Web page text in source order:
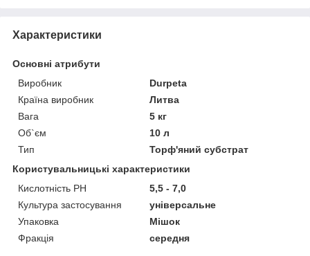
Характеристики
Основні атрибути
Виробник
Durpeta
Країна виробник
Литва
Вага
5 кг
Об`єм
10 л
Тип
Торф'яний субстрат
Користувальницькі характеристики
Кислотність РН
5,5 - 7,0
Культура застосування
універсальне
Упаковка
Мішок
Фракція
середня